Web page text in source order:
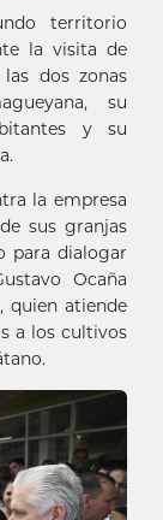
territorio
la visita de
dos zonas
su
y su
la empresa
sus granjas
para dialogar
Ocaña
quien atiende
a los cultivos